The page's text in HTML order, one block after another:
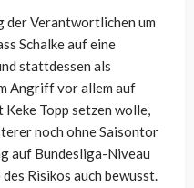
der Verantwortlichen um
Schalke auf eine
stattdessen als
Angriff vor allem auf
Topp setzen wolle,
noch ohne Saisontor
auf Bundesliga-Niveau
Risikos auch bewusst.